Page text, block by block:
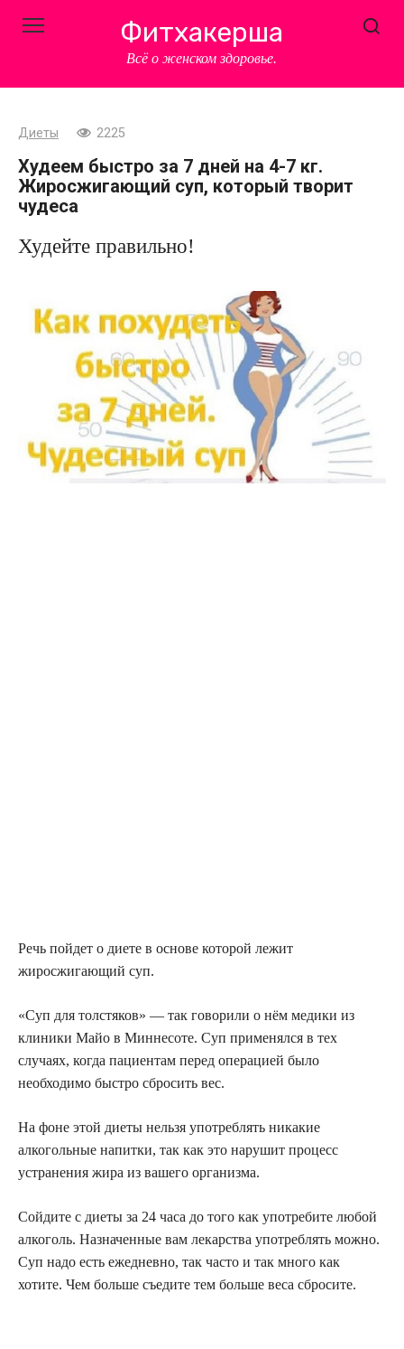
Фитхакерша
Всё о женском здоровье.
Диеты 2225
Худеем быстро за 7 дней на 4-7 кг.
Жиросжигающий суп, который творит
чудеса
Худейте правильно!
Речь пойдет о диете в основе которой лежит
жиросжигающий суп.
«Суп для толстяков» — так говорили о нём медики из
клиники Майо в Миннесоте. Суп применялся в тех
случаях, когда пациентам перед операцией было
необходимо быстро сбросить вес.
На фоне этой диеты нельзя употреблять никакие
алкогольные напитки, так как это нарушит процесс
устранения жира из вашего организма.
Сойдите с диеты за 24 часа до того как употребите любой
алкоголь. Назначенные вам лекарства употреблять можно.
Суп надо есть ежедневно, так часто и так много как
хотите. Чем больше съедите тем больше веса сбросите.